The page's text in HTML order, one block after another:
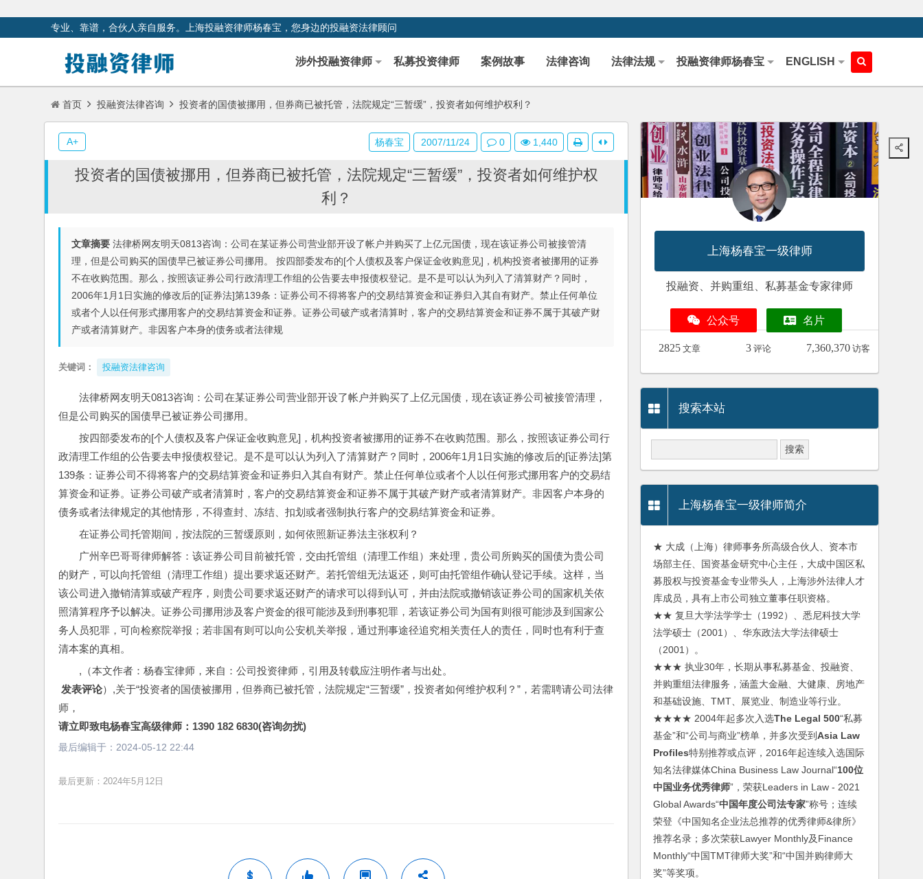
专业、靠谱，合伙人亲自服务。上海投融资律师杨春宝，您身边的投融资法律顾问
涉外投融资律师 私募投资律师 案例故事 法律咨询 法律法规 投融资律师杨春宝 ENGLISH
首页 投融资法律咨询 投资者的国债被挪用，但券商已被托管，法院规定“三暂缓”，投资者如何维护权利？
投资者的国债被挪用，但券商已被托管，法院规定“三暂缓”，投资者如何维护权
利？
文章摘要 法律桥网友明天0813咨询：公司在某证券公司营业部开设了帐户并购买了上亿元国债，现在该证券公司被接管清
理，但是公司购买的国债早已被证券公司挪用。 按四部委发布的[个人债权及客户保证金收购意见]，机构投资者被挪用的证券
不在收购范围。那么，按照该证券公司行政清理工作组的公告要去申报债权登记。是不是可以认为列入了清算财产？同时，
2006年1月1日实施的修改后的[证券法]第139条：证券公司不得将客户的交易结算资金和证券归入其自有财产。禁止任何单位
或者个人以任何形式挪用客户的交易结算资金和证券。证券公司破产或者清算时，客户的交易结算资金和证券不属于其破产财
产或者清算财产。非因客户本身的债务或者法律规
关键词： 投融资法律咨询
法律桥网友明天0813咨询：公司在某证券公司营业部开设了帐户并购买了上亿元国债，现在该证券公司被接管清理，
但是公司购买的国债早已被证券公司挪用。
按四部委发布的[个人债权及客户保证金收购意见]，机构投资者被挪用的证券不在收购范围。那么，按照该证券公司行
政清理工作组的公告要去申报债权登记。是不是可以认为列入了清算财产？同时，2006年1月1日实施的修改后的[证券法]第
139条：证券公司不得将客户的交易结算资金和证券归入其自有财产。禁止任何单位或者个人以任何形式挪用客户的交易结
算资金和证券。证券公司破产或者清算时，客户的交易结算资金和证券不属于其破产财产或者清算财产。非因客户本身的
债务或者法律规定的其他情形，不得查封、冻结、扣划或者强制执行客户的交易结算资金和证券。
在证券公司托管期间，按法院的三暂缓原则，如何依照新证券法主张权利？
广州辛巴哥哥律师解答：该证券公司目前被托管，交由托管组（清理工作组）来处理，贵公司所购买的国债为贵公司
的财产，可以向托管组（清理工作组）提出要求返还财产。若托管组无法返还，则可由托管组作确认登记手续。这样，当
该公司进入撤销清算或破产程序，则贵公司要求返还财产的请求可以得到认可，并由法院或撤销该证券公司的国家机关依
照清算程序予以解决。证券公司挪用涉及客户资金的很可能涉及到刑事犯罪，若该证券公司为国有则很可能涉及到国家公
务人员犯罪，可向检察院举报；若非国有则可以向公安机关举报，通过刑事途径追究相关责任人的责任，同时也有利于查
清本案的真相。
,（本文作者：杨春宝律师，来自：公司投资律师，引用及转载应注明作者与出处。
发表评论）,关于“投资者的国债被挪用，但券商已被托管，法院规定“三暂缓”，投资者如何维护权利？”，若需聘请公司法律
师，
请立即致电杨春宝高级律师：1390 182 6830(咨询勿扰)
最后编辑于： 2024-05-12 22:44
最后更新：2024年5月12日
杨春宝 2007/11/24 0 1,440
A+
上海杨春宝一级律师
投融资、并购重组、私募基金专家律师
公众号 名片
2825 文章 3 评论 7,360,370 访客
搜索本站
上海杨春宝一级律师简介
★ 大成（上海）律师事务所高级合伙人、资本市
场部主任、国资基金研究中心主任，大成中国区私
募股权与投资基金专业带头人，上海涉外法律人才
库成员，具有上市公司独立董事任职资格。
★★ 复旦大学法学学士（1992）、悉尼科技大学
法学硕士（2001）、华东政法大学法律硕士
（2001）。
★★★ 执业30年，长期从事私募基金、投融资、
并购重组法律服务，涵盖大金融、大健康、房地产
和基础设施、TMT、展览业、制造业等行业。
★★★★ 2004年起多次入选The Legal 500“私募
基金”和“公司与商业”榜单，并多次受到Asia Law
Profiles特别推荐或点评，2016年起连续入选国际
知名法律媒体China Business Law Journal“100位
中国业务优秀律师”，荣获Leaders in Law - 2021
Global Awards“中国年度公司法专家”称号；连续
荣登《中国知名企业法总推荐的优秀律师&律所》
推荐名录；多次荣获Lawyer Monthly及Finance
Monthly“中国TMT律师大奖”和“中国并购律师大
奖”等奖项。